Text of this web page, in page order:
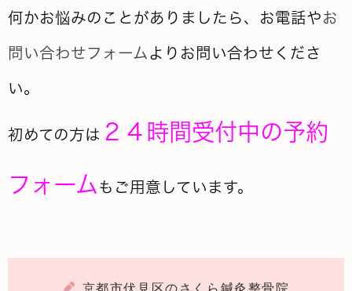
何かお悩みのことがありましたら、お電話や お
問い合わせフォーム よりお問い合わせくださ
い。
初めての方は ２４時間受付中の予約
フォーム もご用意しています。
京都市伏見区のさくら鍼灸整骨院